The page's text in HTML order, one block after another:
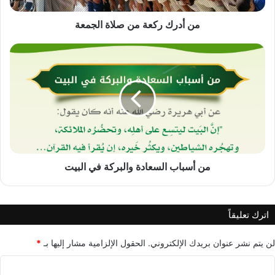
من أدرك ركعة من صلاة الجمعة
من
السعادة
من أسباب السعادة والبركة في البيت
اترك تعليقاً
لن يتم نشر عنوان بريدك الإلكتروني. الحقول الإلزامية مشار إليها بـ *